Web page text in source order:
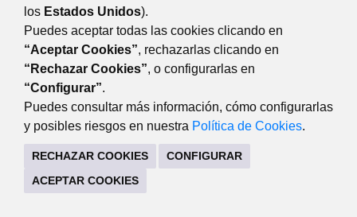
los Estados Unidos).
Puedes aceptar todas las cookies clicando en
“Aceptar Cookies”, rechazarlas clicando en
“Rechazar Cookies”, o configurarlas en
“Configurar”.
Puedes consultar más información, cómo configurarlas
y posibles riesgos en nuestra Política de Cookies.
RECHAZAR COOKIES
CONFIGURAR
ACEPTAR COOKIES
domingo febrero Siguiente
TRANSPARENCIA
Plaza Mayor, 3 28220 Majadahonda Madrid
CONTACTO MAPA WEB
AVISO LEGAL
POLÍTICA DE PRIVACIDAD